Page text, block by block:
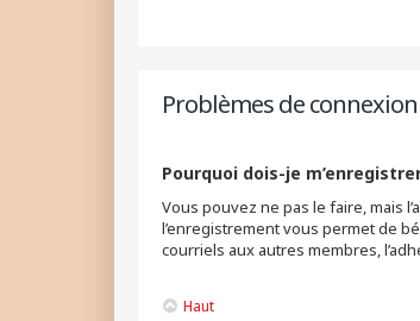
Problèmes de
Pourquoi dois-je
Vous pouvez ne pas le faire, mais
l’enregistrement vous permet de
courriels aux autres membres,
Haut